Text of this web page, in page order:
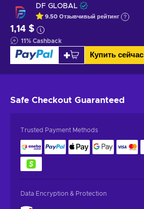
DF GLOBAL
9.50 Отзывчивый рейтинг
1,14 $
11% Cashback
Купить сейчас
Safe Checkout Guaranteed
Trusted Payment Methods
Data Encryption & Protection